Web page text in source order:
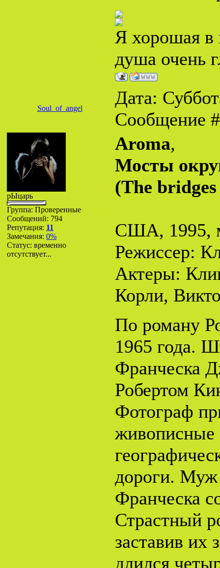
Я хорошая в
душа очень
Soul_of_angel
Дата:
Сообщение
рЫцарь
Группа: Проверенные
Сообщений: 794
Репутация: 11
Замечания: 0%
Статус: временно
отсутствует...
Aroma,
Мосты
(The
США, 1995,
Режиссер:
Актеры:
Корли,
По роману
1965 года.
Франческа
Робертом
Фотограф
живописные
дороги. Муж
Франческа
Страстный
заставив их
длился